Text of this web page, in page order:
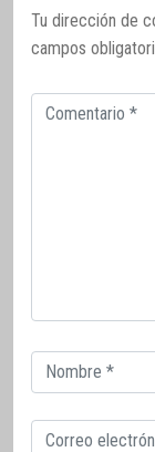
Tu dirección de
campos
Comentario
Correo
electrónico
Correo